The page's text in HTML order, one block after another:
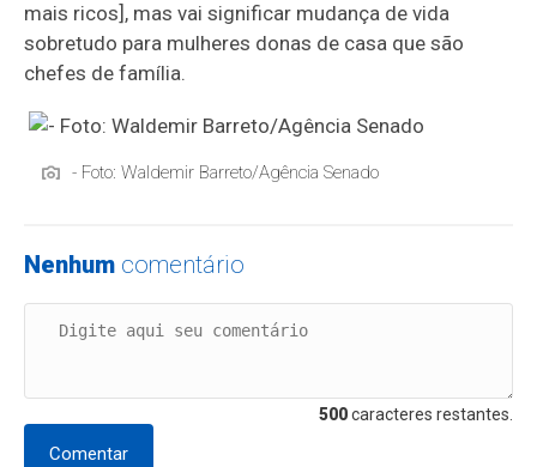
mais ricos], mas vai significar mudança de vida
sobretudo para mulheres donas de casa que são
chefes de família.
- Foto: Waldemir Barreto/Agência Senado
Nenhum comentário
500caracteres restantes.
Comentar